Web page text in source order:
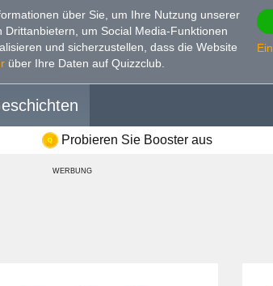
über Sie, um Ihre Nutzung unserer
Drittanbietern, um Social Media-Funktionen
und sicherzustellen, dass die Website
über Ihre Daten auf Quizzclub.
Probieren Sie Booster aus
WERBUNG